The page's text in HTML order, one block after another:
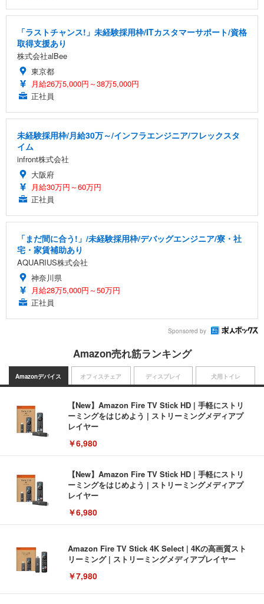
「ラストチャンス!」未経験採用枠/ITカスタマーサポート/資格
取得支援あり
株式会社alBee
東京都
月給26万5,000円～38万5,000円
正社員
未経験採用枠/月給30万～/インフラエンジニア/フレックスタ
イム
infront株式会社
大阪府
月給30万円～60万円
正社員
「まだ間に合う!」/未経験採用枠/デバッグエンジニア/寮・社
宅・家賃補助あり
AQUARIUS株式会社
神奈川県
月給28万5,000円～50万円
正社員
Sponsored by
Amazon売れ筋ランキング
Amazonデバイス
【New】Amazon Fire TV Stick HD | 手軽にストリ
ーミングをはじめよう | ストリーミングメディアプ
レイヤー
￥6,980
【New】Amazon Fire TV Stick HD | 手軽にストリ
ーミングをはじめよう | ストリーミングメディアプ
レイヤー
￥6,980
Amazon Fire TV Stick 4K Select | 4Kの高画質スト
リーミング | ストリーミングメディアプレイヤー
￥7,980
オフィスチェア ディスプレイ 犬用トイレ